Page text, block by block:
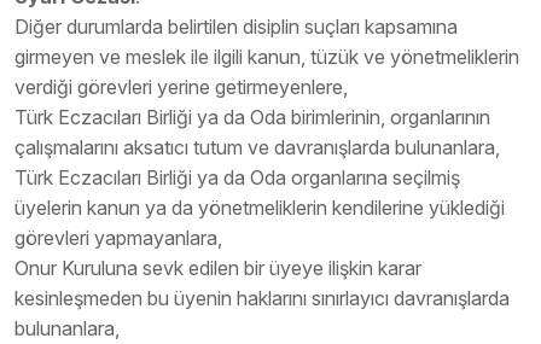
Diğer durumlarda belirtilen disiplin suçları kapsamına
girmeyen ve meslek ile ilgili kanun, tüzük ve yönetmeliklerin
verdiği görevleri yerine getirmeyenlere,
Türk Eczacıları Birliği ya da Oda birimlerinin, organlarının
çalışmalarını aksatıcı tutum ve davranışlarda bulunanlara,
Türk Eczacıları Birliği ya da Oda organlarına seçilmiş
üyelerin kanun ya da yönetmeliklerin kendilerine yüklediği
görevleri yapmayanlara,
Onur Kuruluna sevk edilen bir üyeye ilişkin karar
kesinleşmeden bu üyenin haklarını sınırlayıcı davranışlarda
bulunanlara,